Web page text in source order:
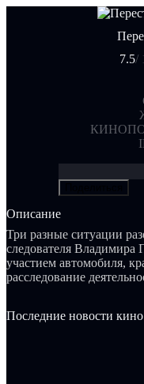
7.5/
Описание
Три разные ситуации
следователя Владимира
участием автомобиля,
расследование
этими случаями и
Последние новости кино